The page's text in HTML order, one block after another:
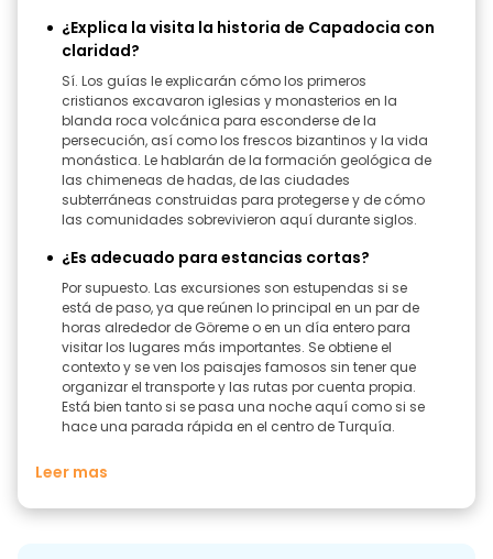
¿Explica la visita la historia de Capadocia con
claridad?
Sí. Los guías le explicarán cómo los primeros
cristianos excavaron iglesias y monasterios en la
blanda roca volcánica para esconderse de la
persecución, así como los frescos bizantinos y la vida
monástica. Le hablarán de la formación geológica de
las chimeneas de hadas, de las ciudades
subterráneas construidas para protegerse y de cómo
las comunidades sobrevivieron aquí durante siglos.
¿Es adecuado para estancias cortas?
Por supuesto. Las excursiones son estupendas si se
está de paso, ya que reúnen lo principal en un par de
horas alrededor de Göreme o en un día entero para
visitar los lugares más importantes. Se obtiene el
contexto y se ven los paisajes famosos sin tener que
organizar el transporte y las rutas por cuenta propia.
Está bien tanto si se pasa una noche aquí como si se
hace una parada rápida en el centro de Turquía.
Leer mas